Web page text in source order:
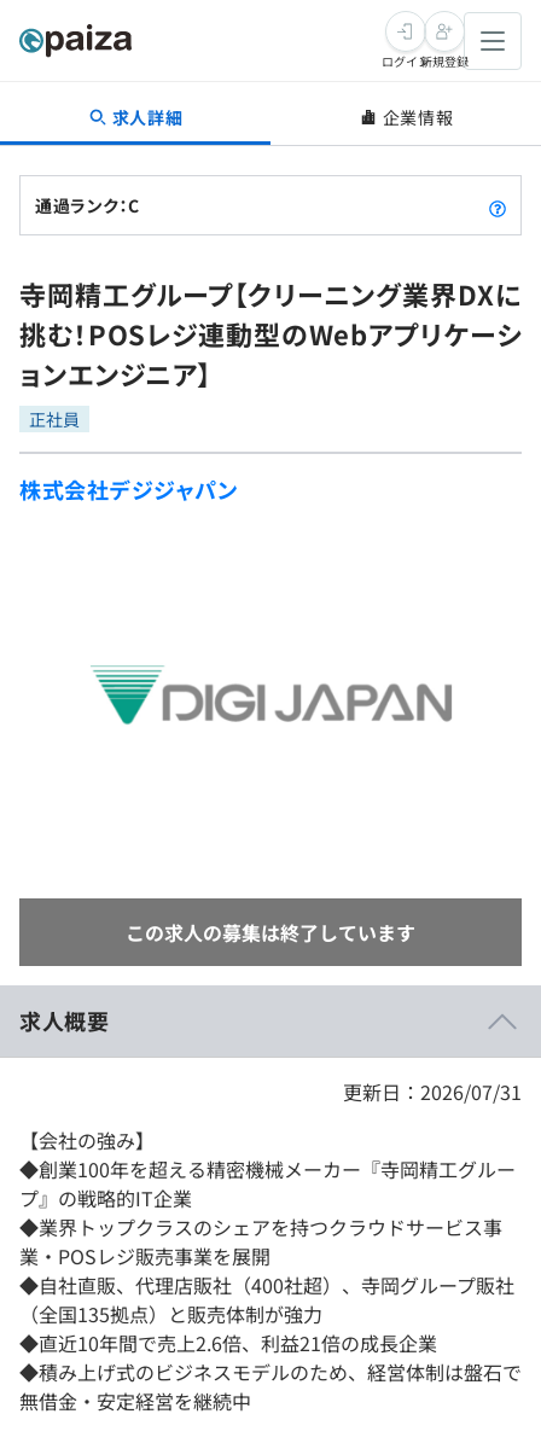
転職・キャリア
転職成功ガイド
転職エージェント
インタビュー
転職成功ガイド
新卒就活
求人検索
本選考
インターン
新卒エージェント
就活成功ガイド
学習
問題集
4択課題
プログラミング言語
ゲーム・マンガ
ログイン新規登録
求人詳細 企業情報
通過ランク：C
寺岡精工グループ【クリーニング業界DXに
挑む！POSレジ連動型のWebアプリケーシ
ョンエンジニア】
正社員
株式会社デジジャパン
この求人の募集は終了しています
求人概要
更新日：2026/07/31
【会社の強み】
◆創業100年を超える精密機械メーカー『寺岡精工グルー
プ』の戦略的IT企業
◆業界トップクラスのシェアを持つクラウドサービス事
業・POSレジ販売事業を展開
◆自社直販、代理店販社（400社超）、寺岡グループ販社
（全国135拠点）と販売体制が強力
◆直近10年間で売上2.6倍、利益21倍の成長企業
◆積み上げ式のビジネスモデルのため、経営体制は盤石で
無借金・安定経営を継続中